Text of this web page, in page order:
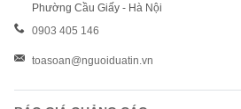
Phường Cầu Giấy - Hà Nội
0903 405 146
toasoan@nguoiduatin.vn